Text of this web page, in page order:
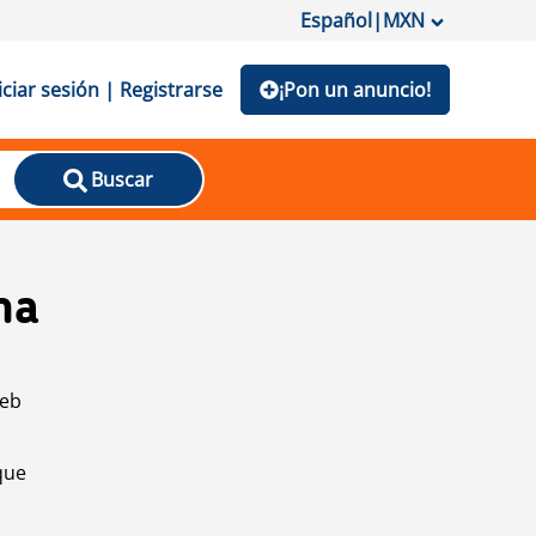
Español|MXN
sesión | Registrarse ¡Pon un anuncio!
Buscar